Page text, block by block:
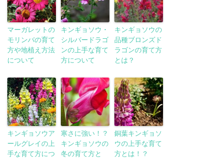
マーガレットの
モリンバの育て
方や地植え方法
について
キンギョソウ・
シルバードラゴ
ンの上手な育て
方について
キンギョソウの
品種ブロンズド
ラゴンの育て方
とは？
キンギョソウア
ールグレイの上
手な育て方につ
寒さに強い！？
キンギョソウの
冬の育て方と
銅葉キンギョソ
ウの上手な育て
方とは！？